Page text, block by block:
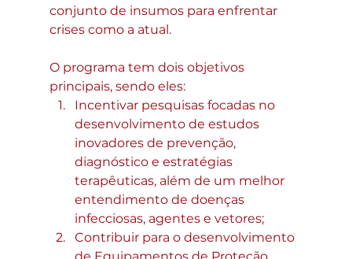
conjunto de insumos para enfrentar
crises como a atual.
O programa tem dois objetivos
principais, sendo eles:
Incentivar pesquisas focadas no
desenvolvimento de estudos
inovadores de prevenção,
diagnóstico e estratégias
terapêuticas, além de um melhor
entendimento de doenças
infecciosas, agentes e vetores;
Contribuir para o desenvolvimento